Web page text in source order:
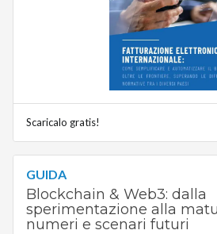
Scaricalo gratis!
GUIDA
Blockchain & Web3: dalla
sperimentazione alla
numeri e scenari futuri